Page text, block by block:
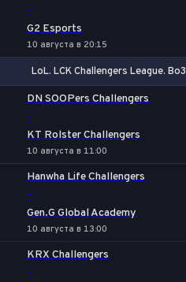
-
G2 Esports
10 августа в 20:15
LoL. LCK Challengers League. Bo3
DN SOOPers Challengers
-
KT Rolster Challengers
10 августа в 11:00
Hanwha Life Challengers
-
Gen.G Global Academy
10 августа в 13:00
KRX Challengers
-